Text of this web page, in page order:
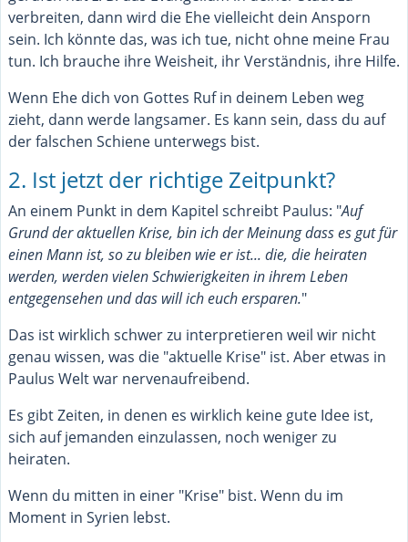
verbreiten, dann wird die Ehe vielleicht dein Ansporn
sein. Ich könnte das, was ich tue, nicht ohne meine Frau
tun. Ich brauche ihre Weisheit, ihr Verständnis, ihre Hilfe.
Wenn Ehe dich von Gottes Ruf in deinem Leben weg
zieht, dann werde langsamer. Es kann sein, dass du auf
der falschen Schiene unterwegs bist.
2. Ist jetzt der richtige Zeitpunkt?
An einem Punkt in dem Kapitel schreibt Paulus: "Auf
Grund der aktuellen Krise, bin ich der Meinung dass es gut für
einen Mann ist, so zu bleiben wie er ist... die, die heiraten
werden, werden vielen Schwierigkeiten in ihrem Leben
entgegensehen und das will ich euch ersparen."
Das ist wirklich schwer zu interpretieren weil wir nicht
genau wissen, was die "aktuelle Krise" ist. Aber etwas in
Paulus Welt war nervenaufreibend.
Es gibt Zeiten, in denen es wirklich keine gute Idee ist,
sich auf jemanden einzulassen, noch weniger zu
heiraten.
Wenn du mitten in einer "Krise" bist. Wenn du im
Moment in Syrien lebst.